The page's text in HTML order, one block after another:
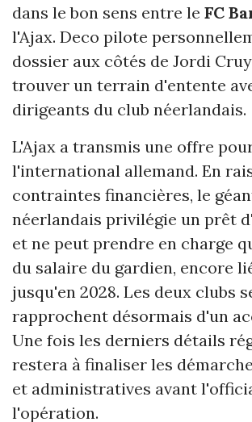
dans le bon sens entre le FC
l'Ajax. Deco pilote
dossier aux côtés de Jordi
trouver un terrain d'entente
dirigeants du club néerlandais.
L'Ajax a transmis une offre
l'international allemand. En
contraintes financières, le
néerlandais privilégie un prêt
et ne peut prendre en charge
du salaire du gardien, encore
jusqu'en 2028. Les deux clubs
rapprochent désormais d'un
Une fois les derniers détails
restera à finaliser les
et administratives avant
l'opération.